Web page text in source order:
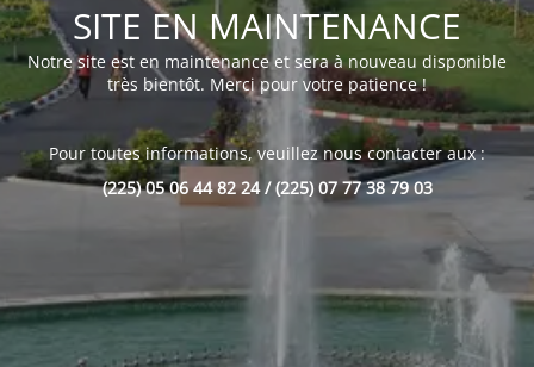
SITE EN MAINTENANCE
Notre site est en maintenance et sera à nouveau disponible
très bientôt. Merci pour votre patience !
Pour toutes informations, veuillez nous contacter aux :
(225) 05 06 44 82 24 / (225) 07 77 38 79 03